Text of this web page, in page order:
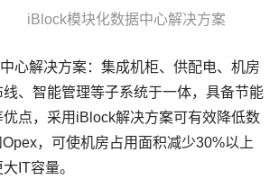
iBlock模块化数据中心解决方案
心解决方案：集成机柜、供配电、机房
、智能管理等子系统于一体，具备节能
点，采用iBlock解决方案可有效降低数
，可使机房占用面积减少30%以上
IT容量。